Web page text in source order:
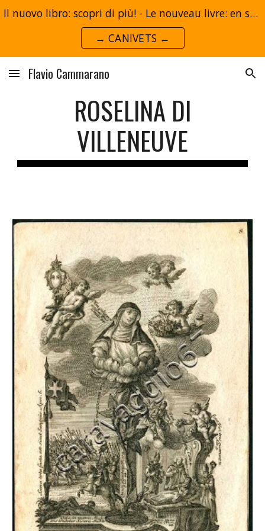
Skip to main content
Il nuovo libro: scopri di più! - Le nouveau livre: en savoir plus!
→ CANIVETS ←
Flavio Cammarano
ROSELINA DI
VILLENEUVE